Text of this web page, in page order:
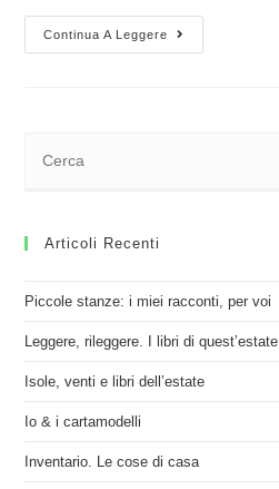
Continua A Leggere
Articoli Recenti
Piccole stanze: i miei racconti, per voi
Leggere, rileggere. I libri di quest’estate
Isole, venti e libri dell’estate
Io & i cartamodelli
Inventario. Le cose di casa